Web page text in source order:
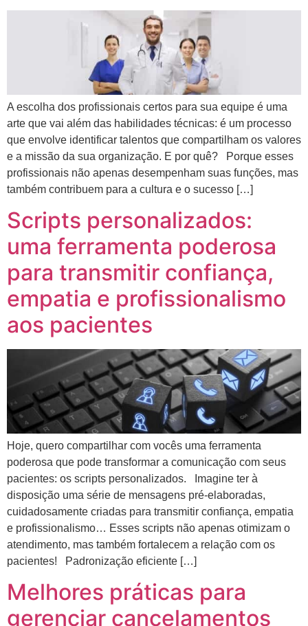
A escolha dos profissionais certos para sua equipe é uma
arte que vai além das habilidades técnicas: é um processo
que envolve identificar talentos que compartilham os valores
e a missão da sua organização. E por quê? Porque esses
profissionais não apenas desempenham suas funções, mas
também contribuem para a cultura e o sucesso […]
Scripts personalizados:
uma ferramenta poderosa
para transmitir confiança,
empatia e profissionalismo
aos pacientes
Hoje, quero compartilhar com vocês uma ferramenta
poderosa que pode transformar a comunicação com seus
pacientes: os scripts personalizados. Imagine ter à
disposição uma série de mensagens pré-elaboradas,
cuidadosamente criadas para transmitir confiança, empatia
e profissionalismo… Esses scripts não apenas otimizam o
atendimento, mas também fortalecem a relação com os
pacientes! Padronização eficiente […]
Melhores práticas para
gerenciar cancelamentos